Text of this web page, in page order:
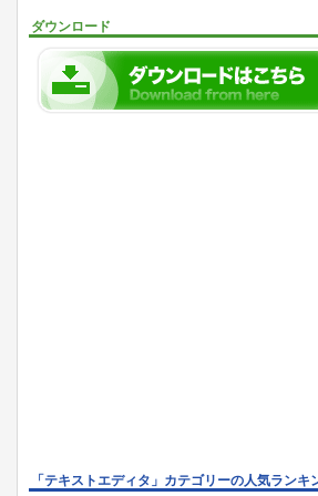
ダウンロード
「テキストエディタ」カテゴリーの人気ランキ